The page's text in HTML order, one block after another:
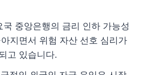
국 중앙은행의 금리 인하 가능성
지면서 위험 자산 선호 심리가
고 있습니다.